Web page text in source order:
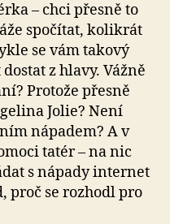
– chci přesně to
spočítat, kolikrát
se vám takový
z hlavy. Vážně
Protože přesně
Jolie? Není
nápadem? A v
tatér – na nic
s nápady internet
proč se rozhodl pro